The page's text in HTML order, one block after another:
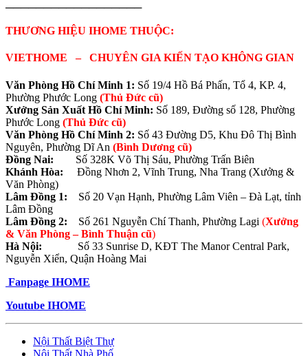
──────────────────
THƯƠNG HIỆU IHOME THUỘC:
VIETHOME – CHUYÊN GIA KIẾN TẠO KHÔNG GIAN
Văn Phòng Hồ Chí Minh 1: Số 19/4 Hồ Bá Phấn, Tổ 4, KP. 4,
Phường Phước Long (Thủ Đức cũ)
Xưởng Sản Xuất Hồ Chí Minh: Số 189, Đường số 128, Phường
Phước Long (Thủ Đức cũ)
Văn Phòng Hồ Chí Minh 2: Số 43 Đường D5, Khu Đô Thị Bình
Nguyên, Phường Dĩ An (Bình Dương cũ)
Đồng Nai: Số 328K Võ Thị Sáu, Phường Trấn Biên
Khánh Hòa:
Đồng Nhơn 2, Vĩnh Trung, Nha Trang (Xưởng &
Văn Phòng)
Lâm Đồng 1: Số 20 Vạn Hạnh, Phường Lâm Viên – Đà Lạt, tỉnh
Lâm Đồng
Lâm Đồng 2: Số 261 Nguyễn Chí Thanh, Phường Lagi (Xưởng
& Văn Phòng – Bình Thuận cũ)
Hà Nội: Số 33 Sunrise D, KĐT The Manor Central Park,
Nguyễn Xiển, Quận Hoàng Mai
Fanpage IHOME
Youtube IHOME
Nội Thất Biệt Thự
Nội Thất Nhà Phố